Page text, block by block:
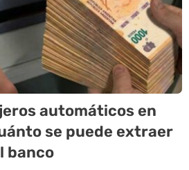
automáticos en
se puede extraer
banco